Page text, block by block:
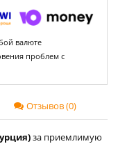
валюте
проблем с
Отзывов (0)
за приемлимую